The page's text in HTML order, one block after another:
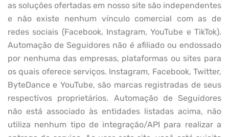
as soluções ofertadas em nosso site são independentes
e não existe nenhum vínculo comercial com as de
redes sociais (Facebook, Instagram, YouTube e TikTok).
Automação de Seguidores não é afiliado ou endossado
por nenhuma das empresas, plataformas ou sites para
os quais oferece serviços. Instagram, Facebook, Twitter,
ByteDance e YouTube, são marcas registradas de seus
respectivos proprietários. Automação de Seguidores
não está associado às entidades listadas acima, não
utiliza nenhum tipo de integração/API para realizar a